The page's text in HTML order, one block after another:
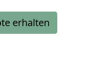
erhalten